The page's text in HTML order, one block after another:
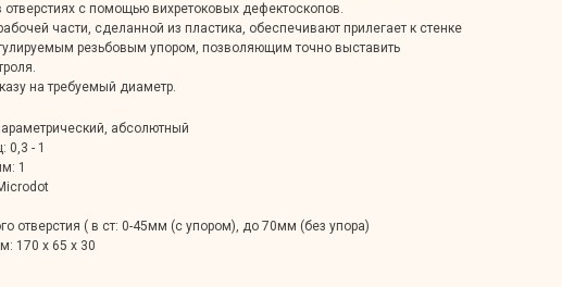
отверстиях с помощью вихретоковых дефектоскопов.
части, сделанной из пластика, обеспечивают прилегает к стенке
резьбовым упором, позволяющим точно выставить
на требуемый диаметр.
абсолютный
0,3 - 1
1
отверстия ( в ст: 0-45мм (с упором), до 70мм (без упора)
170 x 65 x 30